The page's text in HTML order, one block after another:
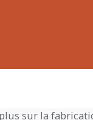
sur la